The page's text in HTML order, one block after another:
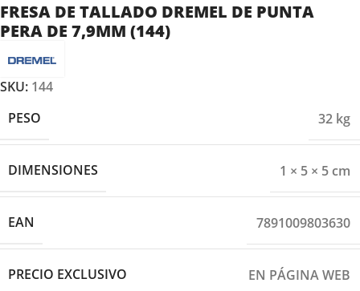
FRESA DE TALLADO DREMEL DE PUNTA
PERA DE 7,9MM (144)
SKU: 144
PESO
32 kg
DIMENSIONES 1 × 5 × 5 cm
EAN 7891009803630
PRECIO EXCLUSIVO EN PÁGINA WEB